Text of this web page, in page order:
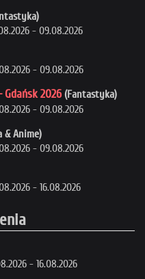
- 09.08.2026
- 09.08.2026
2026 (Fantastyka)
- 09.08.2026
& Anime)
- 09.08.2026
- 16.08.2026
- 16.08.2026